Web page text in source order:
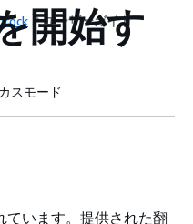
ユーザーガイド
開始す
スモード
ています。提供された翻